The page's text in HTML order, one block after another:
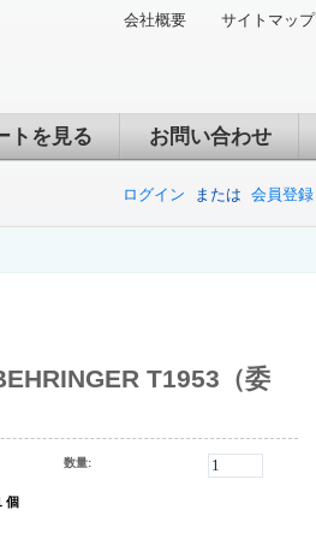
会社概要 サイトマップ
トを見る お問い合わせ
ログイン または 会員登録
T1953（委
個
数量: